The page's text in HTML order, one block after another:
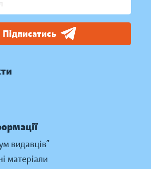
Підписатись
видавців”
матеріали